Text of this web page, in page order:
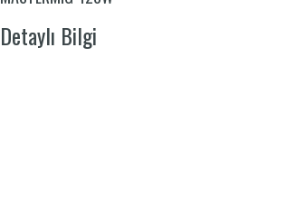
Detaylı Bilgi